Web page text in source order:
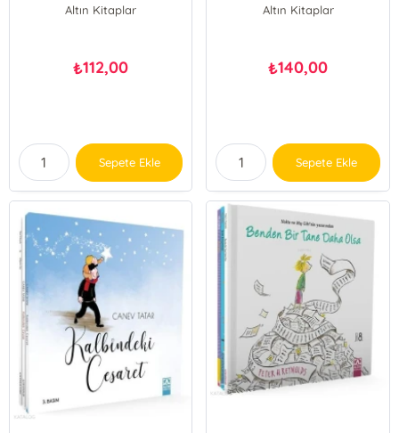
Altın Kitaplar
₺112,00
Sepete Ekle
Altın Kitaplar
₺140,00
Sepete Ekle